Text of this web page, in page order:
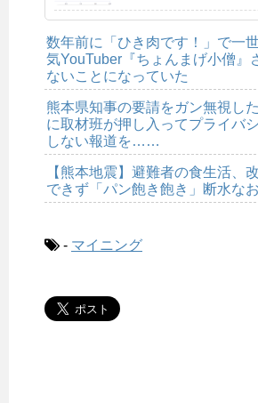
数年前に「ひき肉です！」で一
気YouTuber『ちょんまげ小僧』
ないことになっていた
熊本県知事の要請をガン無視し
に取材班が押し入ってプライバ
しない報道を……
【熊本地震】避難者の食生活、
できず「パン飽き飽き」断水な
- マイニング